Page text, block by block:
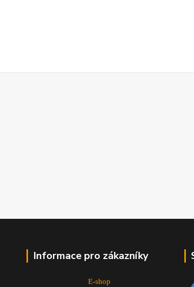
Informace pro zákazníky
E-shop